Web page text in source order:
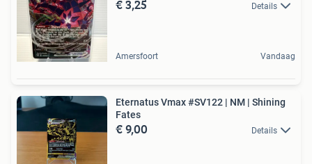
€ 3,25 Details
Amersfoort Vandaag
Eternatus Vmax #SV122 | NM | Shining
Fates
€ 9,00 Details